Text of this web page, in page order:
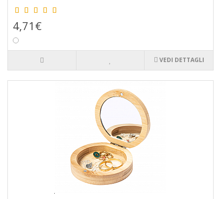
4,71€
VEDI DETTAGLI